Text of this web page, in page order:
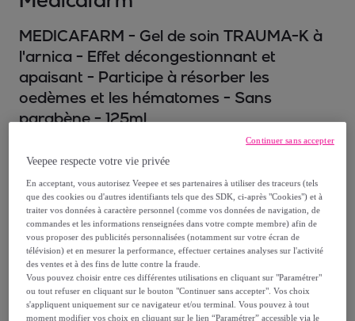
MEDICAFARM - Gel de soin TRAUMA-K à
l'arnica - Effet décongestionnant et
apaisant - Participe à résorber les
oedèmes et les hématomes - Sans
parabène - 125ml
MEDICAFARM - Gel de soin
TRAUMA-K à l'arnica - Effet
décongestionnant et apaisant - Participe à
résorber les oedèmes et les hématomes -
Sans parabène - 125ml
8,91 €
9,90 €
Veepee respecte votre vie privée
En acceptant, vous autorisez Veepee et ses partenaires à utiliser des traceurs (tels
que des cookies ou d'autres identifiants tels que des SDK, ci-après "Cookies") et à
traiter vos données à caractère personnel (comme vos données de navigation, de
commandes et les informations renseignées dans votre compte membre) afin de
vous proposer des publicités personnalisées (notamment sur votre écran de
télévision) et en mesurer la performance, effectuer certaines analyses sur l'activité
des ventes et à des fins de lutte contre la fraude.
Vous pouvez choisir entre ces différentes utilisations en cliquant sur "Paramétrer"
ou tout refuser en cliquant sur le bouton "Continuer sans accepter". Vos choix
s'appliquent uniquement sur ce navigateur et/ou terminal. Vous pouvez à tout
moment modifier vos choix en cliquant sur le lien “Paramétrer” accessible via le
Continuer sans accepter